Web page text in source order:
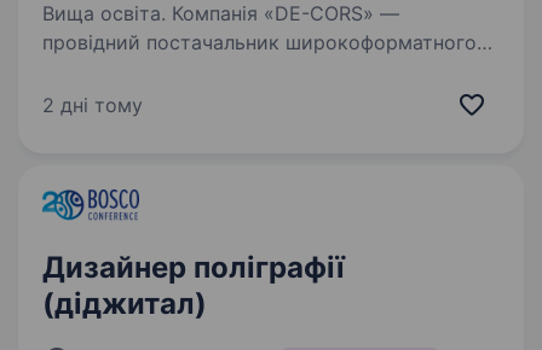
Вища освіта. Компанія «DE-CORS» —
провідний постачальник широкоформатного
та обладнання. Ми пропонуємо якісну
2 дні тому
Дизайнер поліграфії
(діджитал)